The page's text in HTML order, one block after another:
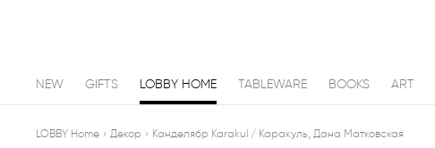
NEW GIFTS LOBBY HOME TABLEWARE BOOKS ART
LOBBY Home › Декор › Канделябр Karakul / Каракуль, Дана Матковская